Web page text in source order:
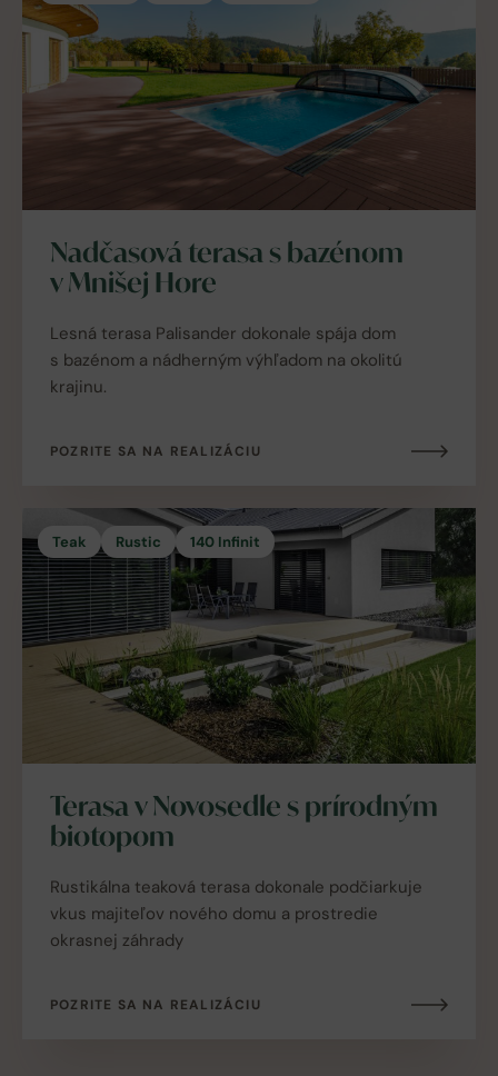
Nadčasová terasa s bazénom
v Mnišej Hore
Lesná terasa Palisander dokonale spája dom
s bazénom a nádherným výhľadom na okolitú
krajinu.
POZRITE SA NA REALIZÁCIU
Teak Rustic 140 Infinit
Terasa v Novosedle s prírodným
biotopom
Rustikálna teaková terasa dokonale podčiarkuje
vkus majiteľov nového domu a prostredie
okrasnej záhrady
POZRITE SA NA REALIZÁCIU